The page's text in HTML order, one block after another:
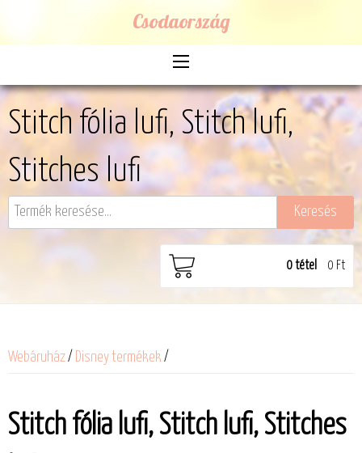
Csodaország
Stitch fólia lufi, Stitch lufi,
Stitches lufi
0tétel 0 Ft
Webáruház/ Disney termékek /
Stitch fólia lufi, Stitch lufi, Stitches